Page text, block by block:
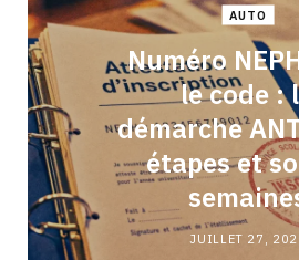
AUTO
Numéro
le code :
démarche
étapes et
JUILLET 27,